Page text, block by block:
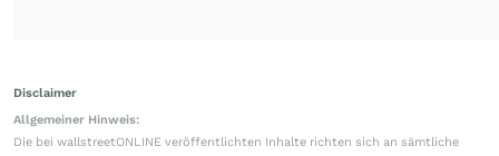
Disclaimer
Allgemeiner Hinweis:
Die bei wallstreetONLINE veröffentlichten Inhalte richten sich an sämtliche